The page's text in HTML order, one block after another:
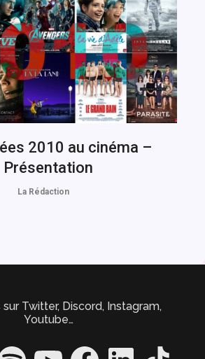
2010 au cinéma –
Présentation
La Rédaction
Twitter, Discord, Instagram,
Youtube…
Spotify YouTube FacebookLinkedIn TikTok